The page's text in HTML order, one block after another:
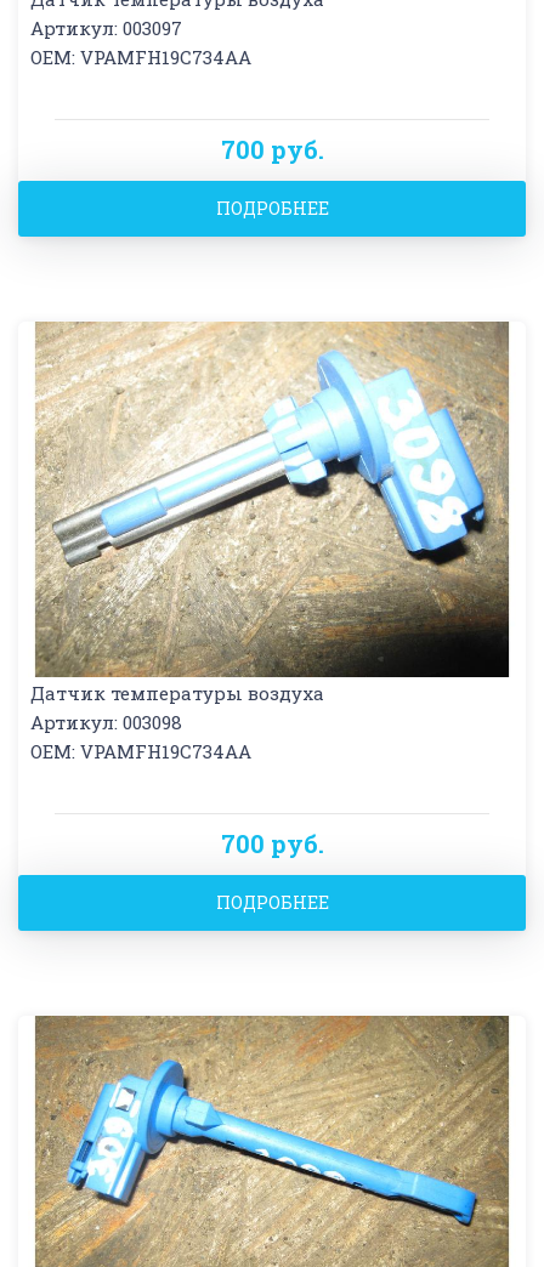
Артикул: 003097
OEM: VPAMFH19C734AA
700 руб.
ПОДРОБНЕЕ
Датчик температуры воздуха
Артикул: 003098
OEM: VPAMFH19C734AA
700 руб.
ПОДРОБНЕЕ